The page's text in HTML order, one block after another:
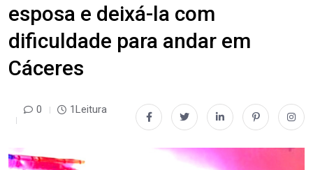
esposa e deixá-la com
dificuldade para andar em
Cáceres
0 1Leitura